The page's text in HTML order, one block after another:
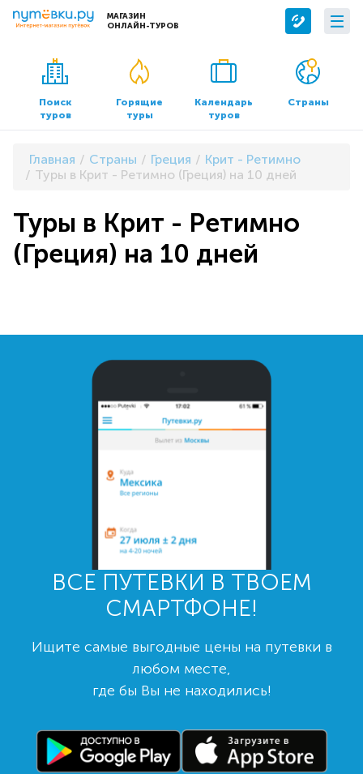
МАГАЗИН
ОНЛАЙН-ТУРОВ
Сервисы
Бронирование отелей
Трансфер
О компании
О нас
Контакты
Документы и реквизиты
Поиск
туров
Горящие
туры
Календарь
туров
Страны
Главная Страны Греция
Крит - Ретимно
Туры в Крит - Ретимно (Греция) на 10 дней
Туры в Крит - Ретимно
(Греция) на 10 дней
ВСЕ ПУТЕВКИ В ТВОЕМ
СМАРТФОНЕ!
Ищите самые выгодные цены на путевки в
любом месте,
где бы Вы не находились!